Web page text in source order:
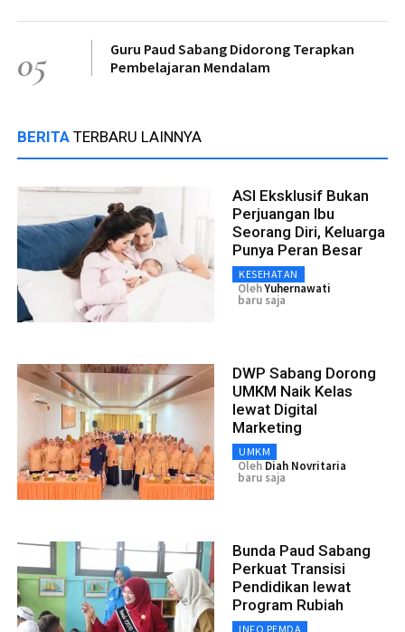
05
Guru Paud Sabang Didorong Terapkan
Pembelajaran Mendalam
BERITA TERBARU LAINNYA
ASI Eksklusif Bukan
Perjuangan Ibu
Seorang Diri, Keluarga
Punya Peran Besar
KESEHATAN
OlehYuhernawati
baru saja
DWP Sabang Dorong
UMKM Naik Kelas
lewat Digital
Marketing
UMKM
Oleh Diah Novritaria
baru saja
Bunda Paud Sabang
Perkuat Transisi
Pendidikan lewat
Program Rubiah
INFO PEMDA